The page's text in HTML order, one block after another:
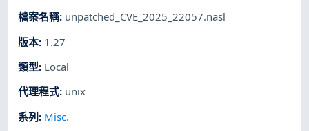
檔案名稱: unpatched_CVE_2025_22057.nasl
版本: 1.27
類型: Local
代理程式: unix
系列: Misc.